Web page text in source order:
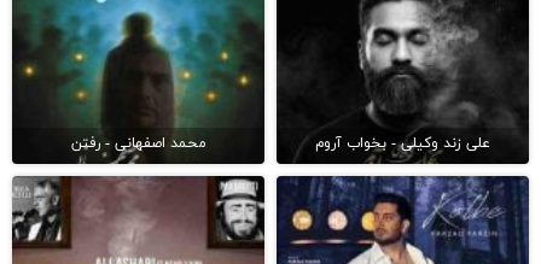
علی زند وکیلی - بخواب آروم محمد اصفهانی - رفتن